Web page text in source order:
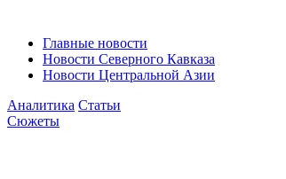
Главные новости
Новости Северного Кавказа
Новости Центральной Азии
Аналитика Статьи
Сюжеты